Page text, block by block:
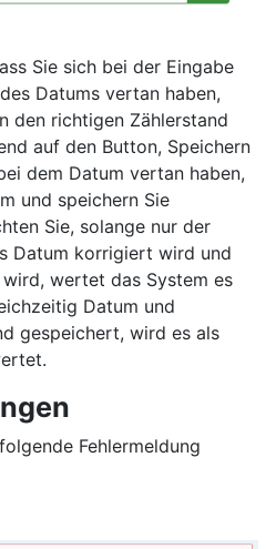
Sie sich bei der Eingabe
Datums vertan haben,
den richtigen Zählerstand
auf den Button, Speichern
dem Datum vertan haben,
und speichern Sie
Sie, solange nur der
Datum korrigiert wird und
wertet das System es
Datum und
gespeichert, wird es als
Fehlermeldung